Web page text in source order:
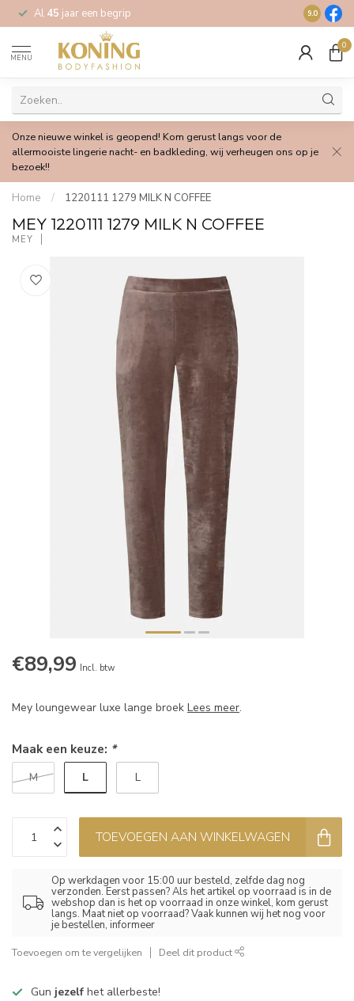
Al 45 jaar een begrip Gratis
9.0
MENU
0
Onze nieuwe winkel is geopend! Kom gerust langs voor de
allermooiste lingerie nacht- en badkleding, wij verheugen ons op je
bezoek!!
Home / 1220111 1279 MILK N COFFEE
MEY 1220111 1279 MILK N COFFEE
MEY
€89,99 Incl. btw
Mey loungewear luxe lange broek Lees meer.
Maak een keuze: *
M L L
TOEVOEGEN AAN WINKELWAGEN
Op werkdagen voor 15:00 uur besteld, zelfde dag nog
verzonden. Eerst passen? Als het artikel op voorraad is in de
webshop dan is het op voorraad in onze winkel, kom gerust
langs. Maat niet op voorraad? Vaak kunnen wij het nog voor
je bestellen, informeer
Toevoegen om te vergelijken Deel dit product
Gun jezelf het allerbeste!